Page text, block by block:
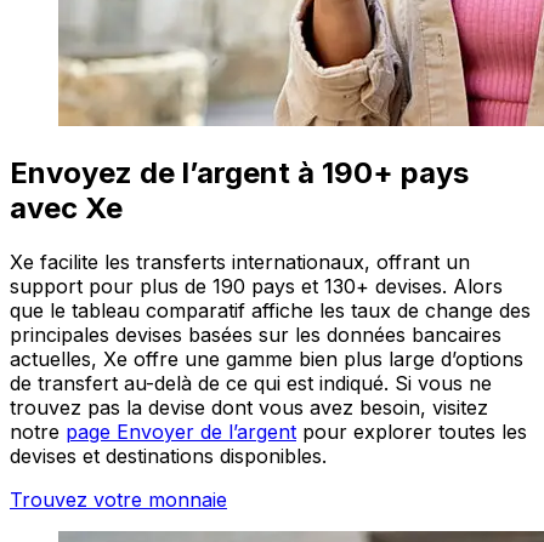
Envoyez de l’argent à 190+ pays
avec Xe
Xe facilite les transferts internationaux, offrant un
support pour plus de 190 pays et 130+ devises. Alors
que le tableau comparatif affiche les taux de change des
principales devises basées sur les données bancaires
actuelles, Xe offre une gamme bien plus large d’options
de transfert au-delà de ce qui est indiqué. Si vous ne
trouvez pas la devise dont vous avez besoin, visitez
notre page Envoyer de l’argent pour explorer toutes les
devises et destinations disponibles.
Trouvez votre monnaie